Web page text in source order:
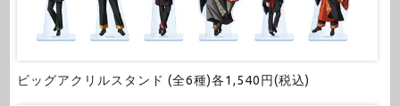
ビッグアクリルスタンド (全6種)各1,540円(税込)